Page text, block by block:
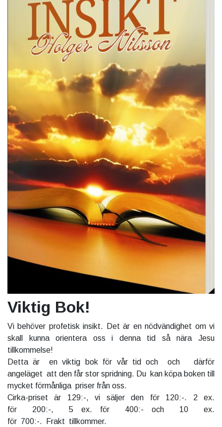
Viktig Bok!
Vi behöver profetisk insikt. Det är en nödvändighet om vi
skall kunna orientera oss i denna tid så nära Jesu
tillkommelse!
Detta är en viktig bok för vår tid och och därför
angeläget att den får stor spridning. Du kan köpa boken till
mycket förmånliga priser från oss.
Cirka-priset är 129:-, vi säljer den för 120:-. 2 ex.
för 200:-, 5 ex. för 400:- och 10 ex.
för 700:-. Frakt tillkommer.